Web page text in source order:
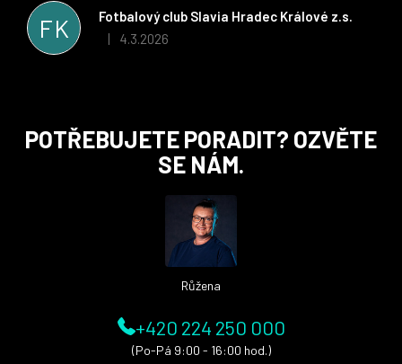
FK
Fotbalový club Slavia Hradec Králové z.s.
Hodnocení obchodu je 5 z 5 hvězdiček.
| 4.3.2026
stran. Věříme, že v tomto duchu bude spolupráce pokračovat
i nadále, nyní už začínáme řešit i první sady dresů ;)
POTŘEBUJETE PORADIT? OZVĚTE
SE NÁM.
Růžena
+420 224 250 000
(Po-Pá 9:00 - 16:00 hod.)